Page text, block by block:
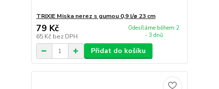
TRIXIE Miska nerez s gumou 0,9 l/ø 23 cm
79 Kč
65 Kč bez DPH
Odesíláme během 2
- 3 dnů
Přidat do košíku